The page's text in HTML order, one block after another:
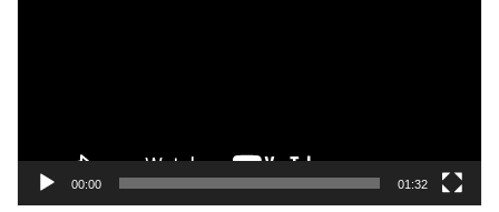
00:00 01:32